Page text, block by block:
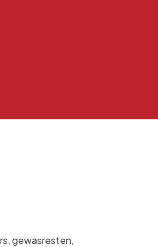
gewasresten,